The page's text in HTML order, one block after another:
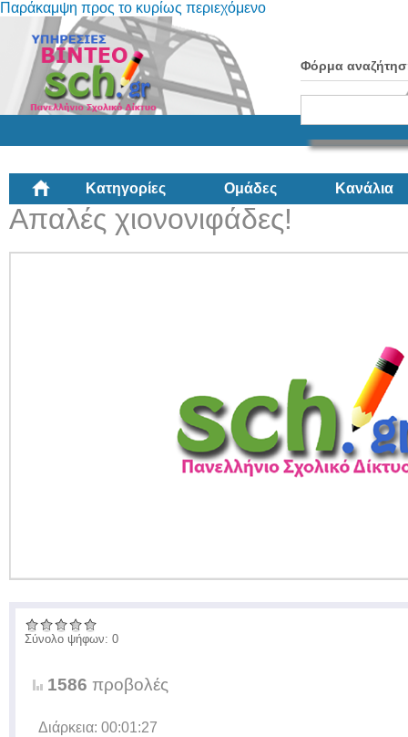
Παράκαμψη προς το κυρίως περιεχόμενο
Φόρμα
Κατηγορίες Ομάδες Κανάλια
Απαλές χιονονιφάδες!
Σύνολο ψήφων: 0
1586 προβολές
Διάρκεια: 00:01:27